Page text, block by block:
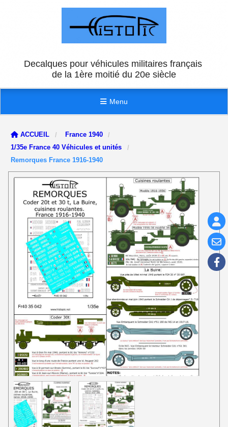
Decalques pour véhicules militaires français
de la 1ère moitié du 20e siècle
Menu
ACCUEIL
France 1940
1/35e France 40 Véhicules et unités
Remorques France 1916-1940